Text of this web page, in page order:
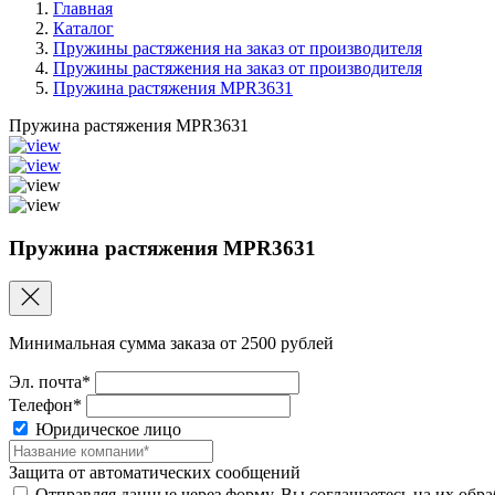
Главная
Каталог
Пружины растяжения на заказ от производителя
Пружины растяжения на заказ от производителя
Пружина растяжения MPR3631
Пружина растяжения MPR3631
Пружина растяжения MPR3631
Минимальная сумма заказа от 2500 рублей
Эл. почта*
Телефон*
Юридическое лицо
Защита от автоматических сообщений